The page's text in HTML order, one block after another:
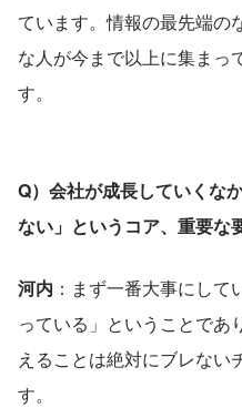
ています。情報の最先端の
な人が今まで以上に集まっ
す。
Q）会社が成長していくな
ない」というコア、重要な
河内 ：まず一番大事にし
っている」ということであ
えることは絶対にブレない
す。